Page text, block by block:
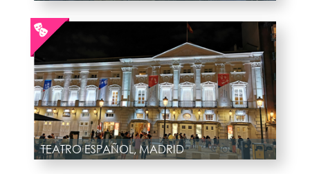
TEATRO ESPAÑOL, MADRID